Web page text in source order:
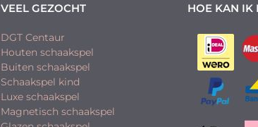
VEEL GEZOCHT
DGT Centaur
Houten schaakspel
Buiten schaakspel
Schaakspel kind
Luxe schaakspel
Magnetisch schaakspel
HOE KAN IK